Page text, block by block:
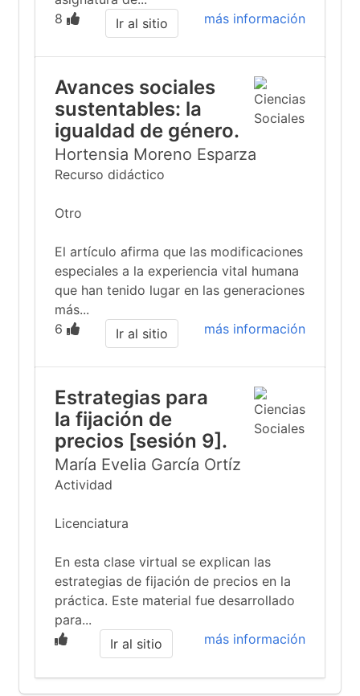
8
más información
Ir al sitio
Avances sociales
sustentables: la
igualdad de género.
Hortensia Moreno Esparza
Recurso didáctico
Otro
El artículo afirma que las modificaciones
especiales a la experiencia vital humana
que han tenido lugar en las generaciones
más...
6
más información
Ir al sitio
Estrategias para
la fijación de
precios [sesión 9].
María Evelia García Ortíz
Actividad
Licenciatura
En esta clase virtual se explican las
estrategias de fijación de precios en la
práctica. Este material fue desarrollado
para...
más información
Ir al sitio